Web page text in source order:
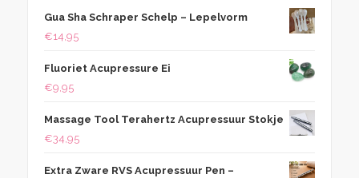
Gua Sha Schraper Schelp – Lepelvorm
€14,95
Fluoriet Acupressure Ei
€9,95
Massage Tool Terahertz Acupressuur Stokje
€34,95
Extra Zware RVS Acupressuur Pen –